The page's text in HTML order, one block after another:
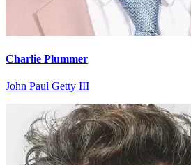
Charlie Plummer
John Paul Getty III